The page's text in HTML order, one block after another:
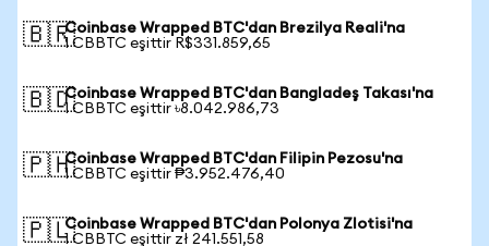
🇧🇷Coinbase Wrapped BTC'dan Brezilya Reali'na
1 CBBTC eşittir R$331.859,65
🇧🇩Coinbase Wrapped BTC'dan Bangladeş Takası'na
1 CBBTC eşittir ৳8.042.986,73
🇵🇭Coinbase Wrapped BTC'dan Filipin Pezosu'na
1 CBBTC eşittir ₱3.952.476,40
🇵🇱Coinbase Wrapped BTC'dan Polonya Zlotisi'na
1 CBBTC eşittir zł 241.551,58